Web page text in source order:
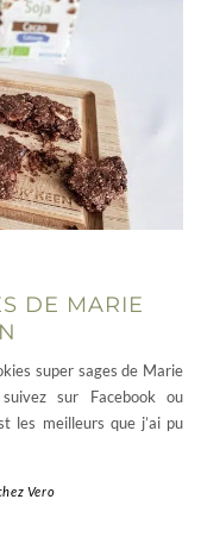
DE MARIE
super sages de Marie
sur Facebook ou
les meilleurs que j’ai pu
Vero